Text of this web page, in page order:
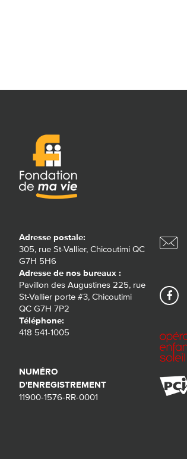
Adresse postale:
305, rue St-Vallier, Chicoutimi QC
G7H 5H6
Adresse de nos bureaux :
Pavillon des Augustines 225, rue
St-Vallier porte #3, Chicoutimi
QC G7H 7P2
Téléphone:
418 541-1005
NUMÉRO
D'ENREGISTREMENT
11900-1576-RR-0001